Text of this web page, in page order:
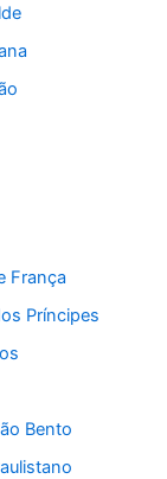
França
Príncipes
Bento